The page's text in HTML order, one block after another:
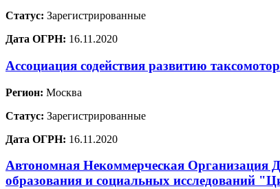
Статус: Зарегистрированные
Дата ОГРН: 16.11.2020
Ассоциация содействия развитию
Регион: Москва
Статус: Зарегистрированные
Дата ОГРН: 16.11.2020
Автономная Некоммерческая Организация
образования и социальных исследований